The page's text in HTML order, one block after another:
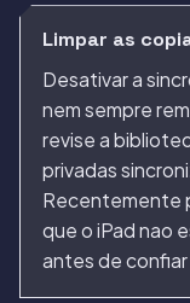
Limpar as
Desativar a
nem sempre
revise a
privadas
Recentemente
que o iPad nao
antes de